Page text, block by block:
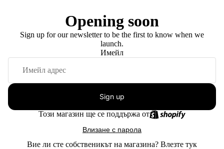
Opening soon
Sign up for our newsletter to be the first to know when we
launch.
Имейл
Sign up
Този магазин ще се поддържа от
Влизане с парола
Вие ли сте собственикът на магазина? Влезте тук